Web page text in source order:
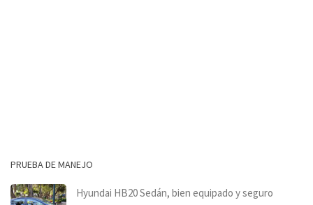
PRUEBA DE MANEJO
Hyundai HB20 Sedán, bien equipado y seguro